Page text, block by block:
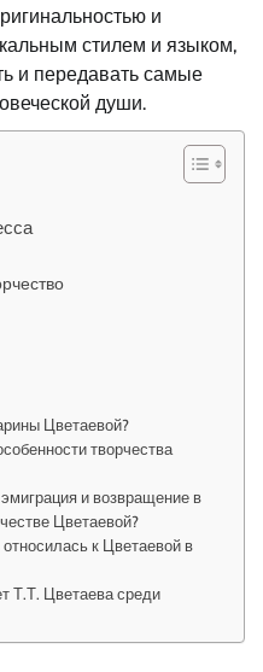
и
стилем и языком,
и передавать самые
души.
Цветаевой?
творчества
и возвращение в
Цветаевой?
к Цветаевой в
Т.Т. Цветаева среди